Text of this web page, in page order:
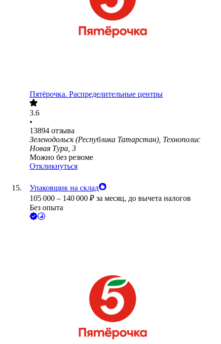
Пятёрочка. Распределительные центры
3.6
•
13894 отзыва
Зеленодольск (Республика Татарстан), Технополис
Новая Тура, 3
Можно без резюме
Откликнуться
Упаковщик на склад
105 000 – 140 000 ₽ за месяц, до вычета налогов
Без опыта